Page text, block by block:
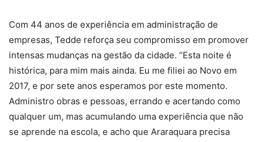
Com 44 anos de experiência em administração de
empresas, Tedde reforça seu compromisso em promover
intensas mudanças na gestão da cidade. “Esta noite é
histórica, para mim mais ainda. Eu me filiei ao Novo em
2017, e por sete anos esperamos por este momento.
Administro obras e pessoas, errando e acertando como
qualquer um, mas acumulando uma experiência que não
se aprende na escola, e acho que Araraquara precisa